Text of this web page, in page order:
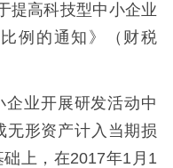
提高科技型中小企业
例的通知》（财税
业开展研发活动中
无形资产计入当期损
上，在2017年1月1